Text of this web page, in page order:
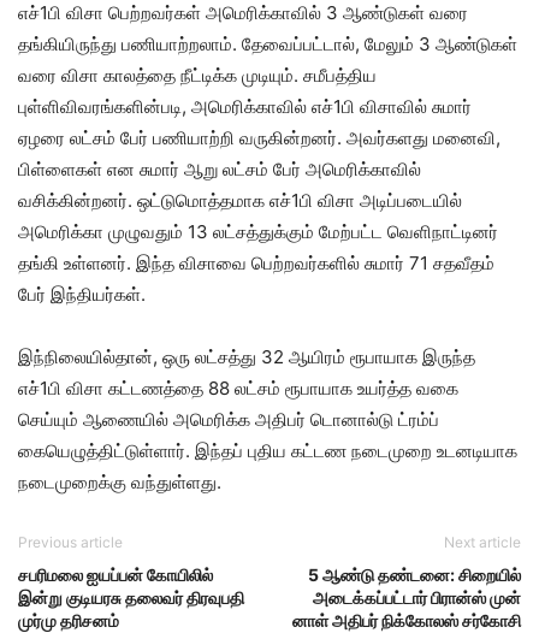
எச்1பி விசா பெற்றவர்கள் அமெரிக்காவில் 3 ஆண்டுகள் வரை
தங்கியிருந்து பணியாற்றலாம். தேவைப்பட்டால், மேலும் 3 ஆண்டுகள்
வரை விசா காலத்தை நீட்டிக்க முடியும். சமீபத்திய
புள்ளிவிவரங்களின்படி, அமெரிக்காவில் எச்1பி விசாவில் சுமார்
ஏழரை லட்சம் பேர் பணியாற்றி வருகின்றனர். அவர்களது மனைவி,
பிள்ளைகள் என சுமார் ஆறு லட்சம் பேர் அமெரிக்காவில்
வசிக்கின்றனர். ஒட்டுமொத்தமாக எச்1பி விசா அடிப்படையில்
அமெரிக்கா முழுவதும் 13 லட்சத்துக்கும் மேற்பட்ட வெளிநாட்டினர்
தங்கி உள்ளனர். இந்த விசாவை பெற்றவர்களில் சுமார் 71 சதவீதம்
பேர் இந்தியர்கள்.
இந்நிலையில்தான், ஒரு லட்சத்து 32 ஆயிரம் ரூபாயாக இருந்த
எச்1பி விசா கட்டணத்தை 88 லட்சம் ரூபாயாக உயர்த்த வகை
செய்யும் ஆணையில் அமெரிக்க அதிபர் டொனால்டு ட்ரம்ப்
கையெழுத்திட்டுள்ளார். இந்தப் புதிய கட்டண நடைமுறை உடனடியாக
நடைமுறைக்கு வந்துள்ளது.
Previous article
சபரிமலை ஐயப்பன் கோயிலில்
இன்று குடியரசு தலைவர் திரவுபதி
முர்மு தரிசனம்
Next article
5 ஆண்டு தண்​டனை: சிறையில்
அடைக்கப்பட்டார் பிரான்ஸ் முன்​
னாள் அதிபர் நிக்​கோலஸ் சர்​கோசி